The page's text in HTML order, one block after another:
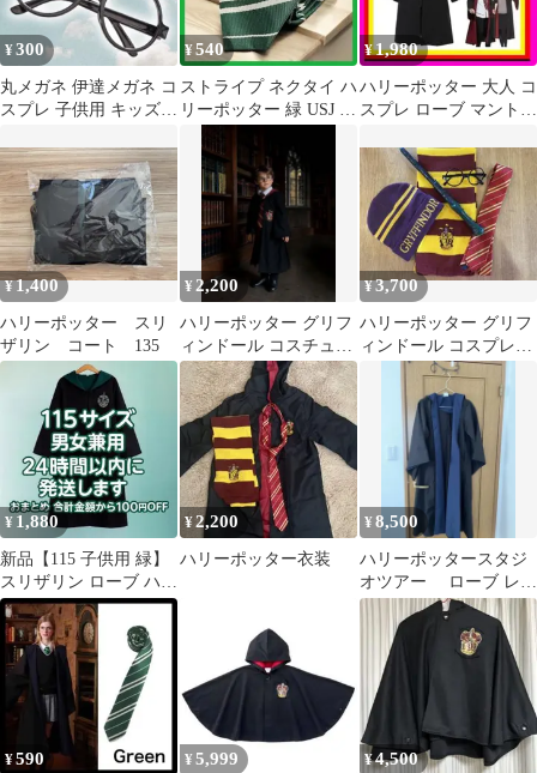
¥300
丸メガネ 伊達メガネ コ
スプレ 子供用 キッズ
ッター 黒
¥540
ストライプ ネクタイ ハ
リーポッター 緑 USJ コ
¥1,980
ハリーポッター 大人 コ
スプレ ローブ マント
女 XL
¥1,400
ハリーポッター スリ
ザリン コート 135
¥ 2,200
ハリーポッター グリフ
ィンドール コスチュー
ム
¥3,700
ハリーポッター グリフ
ィンドール コスプレ
6点セット ハロウィ
ン 子ども向け
¥ 1,880
新品【115 子供用 緑】
スリザリン ローブ ハリ
ーポッター ハリポタ
¥2,200
ハリーポッター衣装
¥8,500
ハリーポッタースタジ
オツアー ローブ レイ
ブンクロー
¥590 ¥ 5,999 ¥4,500